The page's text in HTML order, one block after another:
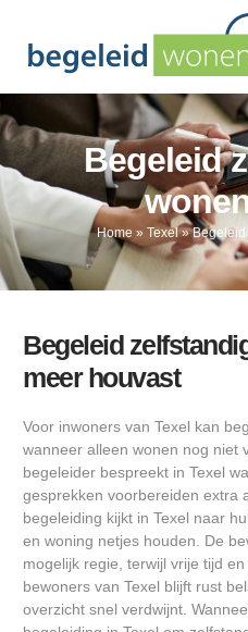
Begeleid
Home » Texel»Begeleid
Begeleid
meer houvast
Voor inwoners van Texel kan
wanneer alleen wonen nog niet
begeleider bespreekt in Texel
gesprekken voorbereiden extra
begeleiding kijkt in Texel naar
en woning netjes houden. De
mogelijk regie, terwijl vrije tijd
bewoners van Texel blijft rust
overzicht snel verdwijnt.